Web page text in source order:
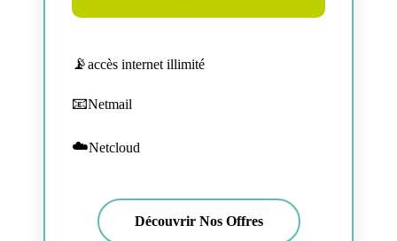
accès internet illimité
Netmail
Netcloud
Découvrir Nos Offres